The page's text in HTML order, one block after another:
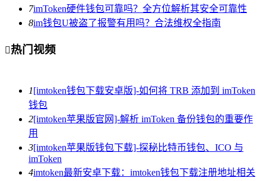
7imToken硬件钱包可靠吗？全方位解析其安全可靠性
8im钱包U被盗了报警有用吗？合法维权全指南
热门视频
1[imtoken钱包下载安卓版]-如何将 TRB 添加到 imToken
钱包
2[imtoken苹果版官网]-解析 imToken 备份钱包的重要作
用
3[imtoken苹果版钱包下载]-探秘比特币钱包、ICO 与
imToken
4imtoken最新安卓下载：imtoken钱包下载注册地址相关